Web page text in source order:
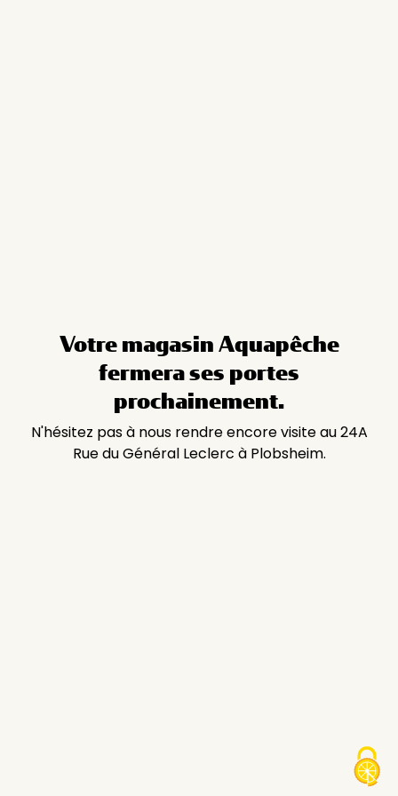
Votre magasin Aquapêche
fermera ses portes
prochainement.
N'hésitez pas à nous rendre encore visite au 24A
Rue du Général Leclerc à Plobsheim.